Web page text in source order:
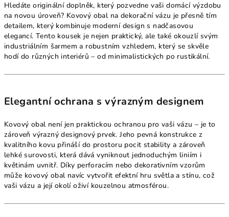
Hledáte originální doplněk, který pozvedne vaši domácí výzdobu
na novou úroveň? Kovový obal na dekorační vázu je přesně tím
detailem, který kombinuje moderní design s nadčasovou
elegancí. Tento kousek je nejen praktický, ale také okouzlí svým
industriálním šarmem a robustním vzhledem, který se skvěle
hodí do různých interiérů – od minimalistických po rustikální.
Elegantní ochrana s výrazným designem
Kovový obal není jen praktickou ochranou pro vaši vázu – je to
zároveň výrazný designový prvek. Jeho pevná konstrukce z
kvalitního kovu přináší do prostoru pocit stability a zároveň
lehké surovosti, která dává vyniknout jednoduchým liniím i
květinám uvnitř. Díky perforacím nebo dekorativním vzorům
může kovový obal navíc vytvořit efektní hru světla a stínu, což
vaši vázu a její okolí oživí kouzelnou atmosférou.